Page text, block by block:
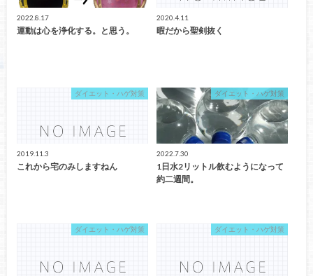
2022.8.17
運動は心を浄化する。と思う。
2020.4.11
暇だから聖剣抜く
ダイエット・ハゲ対策
2019.11.3
これから宅のみしますねん
ダイエット・ハゲ対策
2022.7.30
1日水2リットル飲むようになって
約二週間。
ダイエット・ハゲ対策 ダイエット・ハゲ対策